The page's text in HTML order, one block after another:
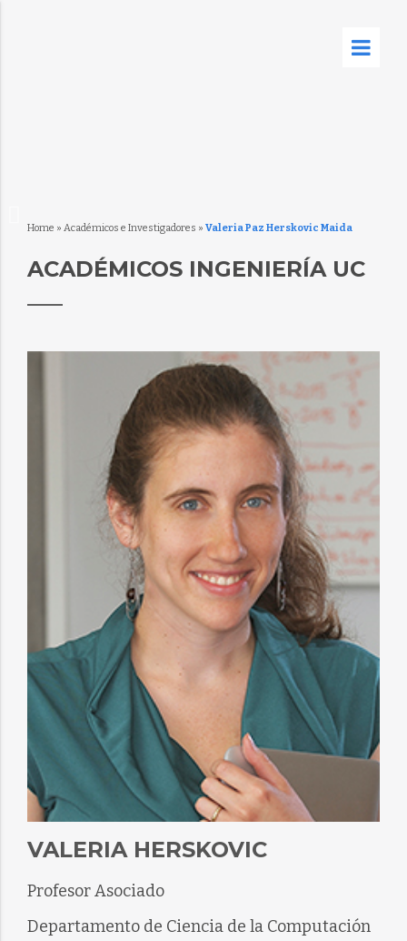
Home » Académicos e Investigadores » Valeria Paz Herskovic Maida
ACADÉMICOS INGENIERÍA UC
VALERIA HERSKOVIC
Profesor Asociado
Departamento de Ciencia de la Computación